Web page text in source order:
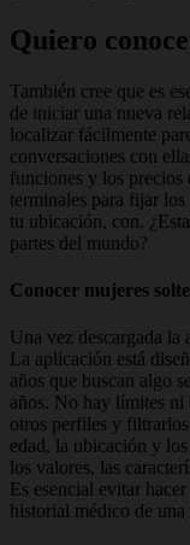
Quiero
También cree que es
de iniciar una nueva
localizar fácilmente
conversaciones con
funciones y los
terminales para fijar
tu ubicación, con.
partes del mundo?
Conocer mujeres
Una vez descargada la
La aplicación está
años que buscan algo
años. No hay límites ni
otros perfiles y
edad, la ubicación y
los valores, las
Es esencial evitar
historial médico de una